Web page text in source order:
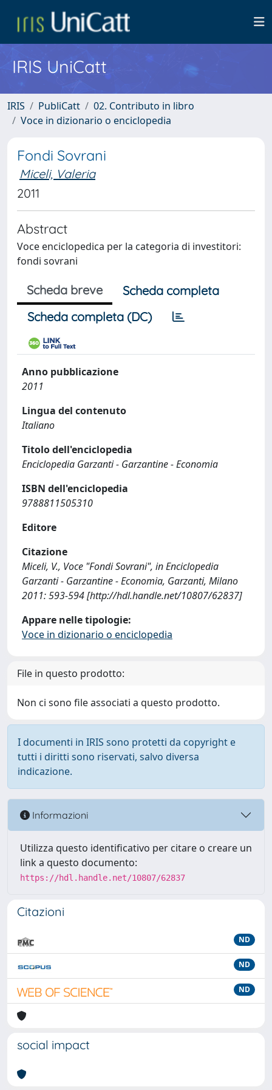
IRIS UniCatt
IRIS PubliCatt
02. Contributo in libro
Voce in dizionario o enciclopedia
Fondi Sovrani
Miceli, Valeria
2011
Abstract
Voce enciclopedica per la categoria di investitori:
fondi sovrani
Scheda breve
Scheda completa
Scheda completa (DC)
Anno pubblicazione
2011
Lingua del contenuto
Italiano
Titolo dell'enciclopedia
Enciclopedia Garzanti - Garzantine - Economia
ISBN dell'enciclopedia
9788811505310
Editore
Citazione
Miceli, V., Voce "Fondi Sovrani", in Enciclopedia
Garzanti - Garzantine - Economia, Garzanti, Milano
2011: 593-594 [http://hdl.handle.net/10807/62837]
Appare nelle tipologie:
Voce in dizionario o enciclopedia
File in questo prodotto:
Non ci sono file associati a questo prodotto.
I documenti in IRIS sono protetti da copyright e
tutti i diritti sono riservati, salvo diversa
indicazione.
Informazioni
Utilizza questo identificativo per citare o creare un
link a questo documento:
https://hdl.handle.net/10807/62837
Citazioni
ND
ND
ND
social impact